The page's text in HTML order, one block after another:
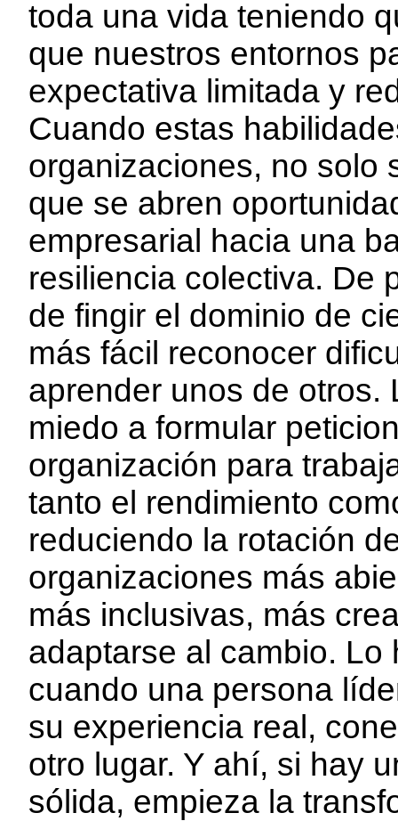
toda una vida teniendo
que nuestros entornos
expectativa limitada y
Cuando estas
organizaciones, no solo
que se abren
empresarial hacia una
resiliencia colectiva. De
de fingir el dominio de
más fácil reconocer
aprender unos de otros.
miedo a formular
organización para
tanto el rendimiento
reduciendo la rotación
organizaciones más
más inclusivas, más
adaptarse al cambio.
cuando una persona
su experiencia real,
otro lugar. Y ahí, si hay
sólida, empieza la